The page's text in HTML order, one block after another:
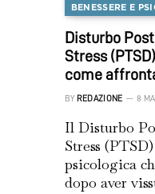
BENESSERE E
Disturbo
Stress
come
BY REDAZIONE 8
Il Disturbo
Stress
psicologica
dopo aver